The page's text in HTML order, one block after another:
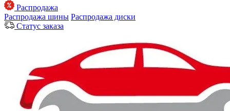
Распродажа
Распродажа шины Распродажа диски
Статус заказа